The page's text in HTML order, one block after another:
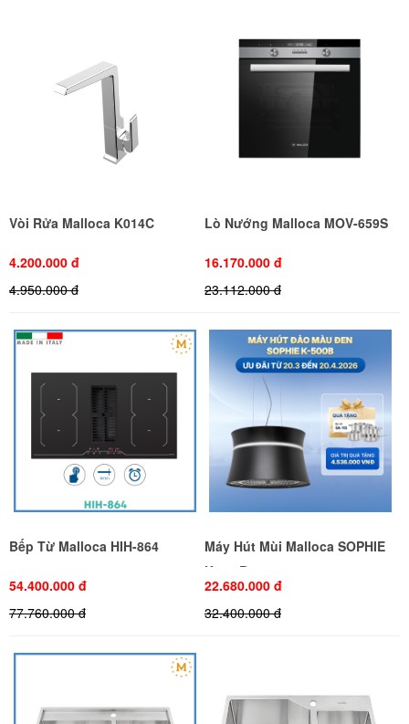
Vòi Rửa Malloca K014C
4.200.000 đ
4.950.000 đ
Lò Nướng Malloca MOV-659S
16.170.000 đ
23.112.000 đ
Bếp Từ Malloca HIH-864
54.400.000 đ
77.760.000 đ
Máy Hút Mùi Malloca SOPHIE
K-500B
22.680.000 đ
32.400.000 đ